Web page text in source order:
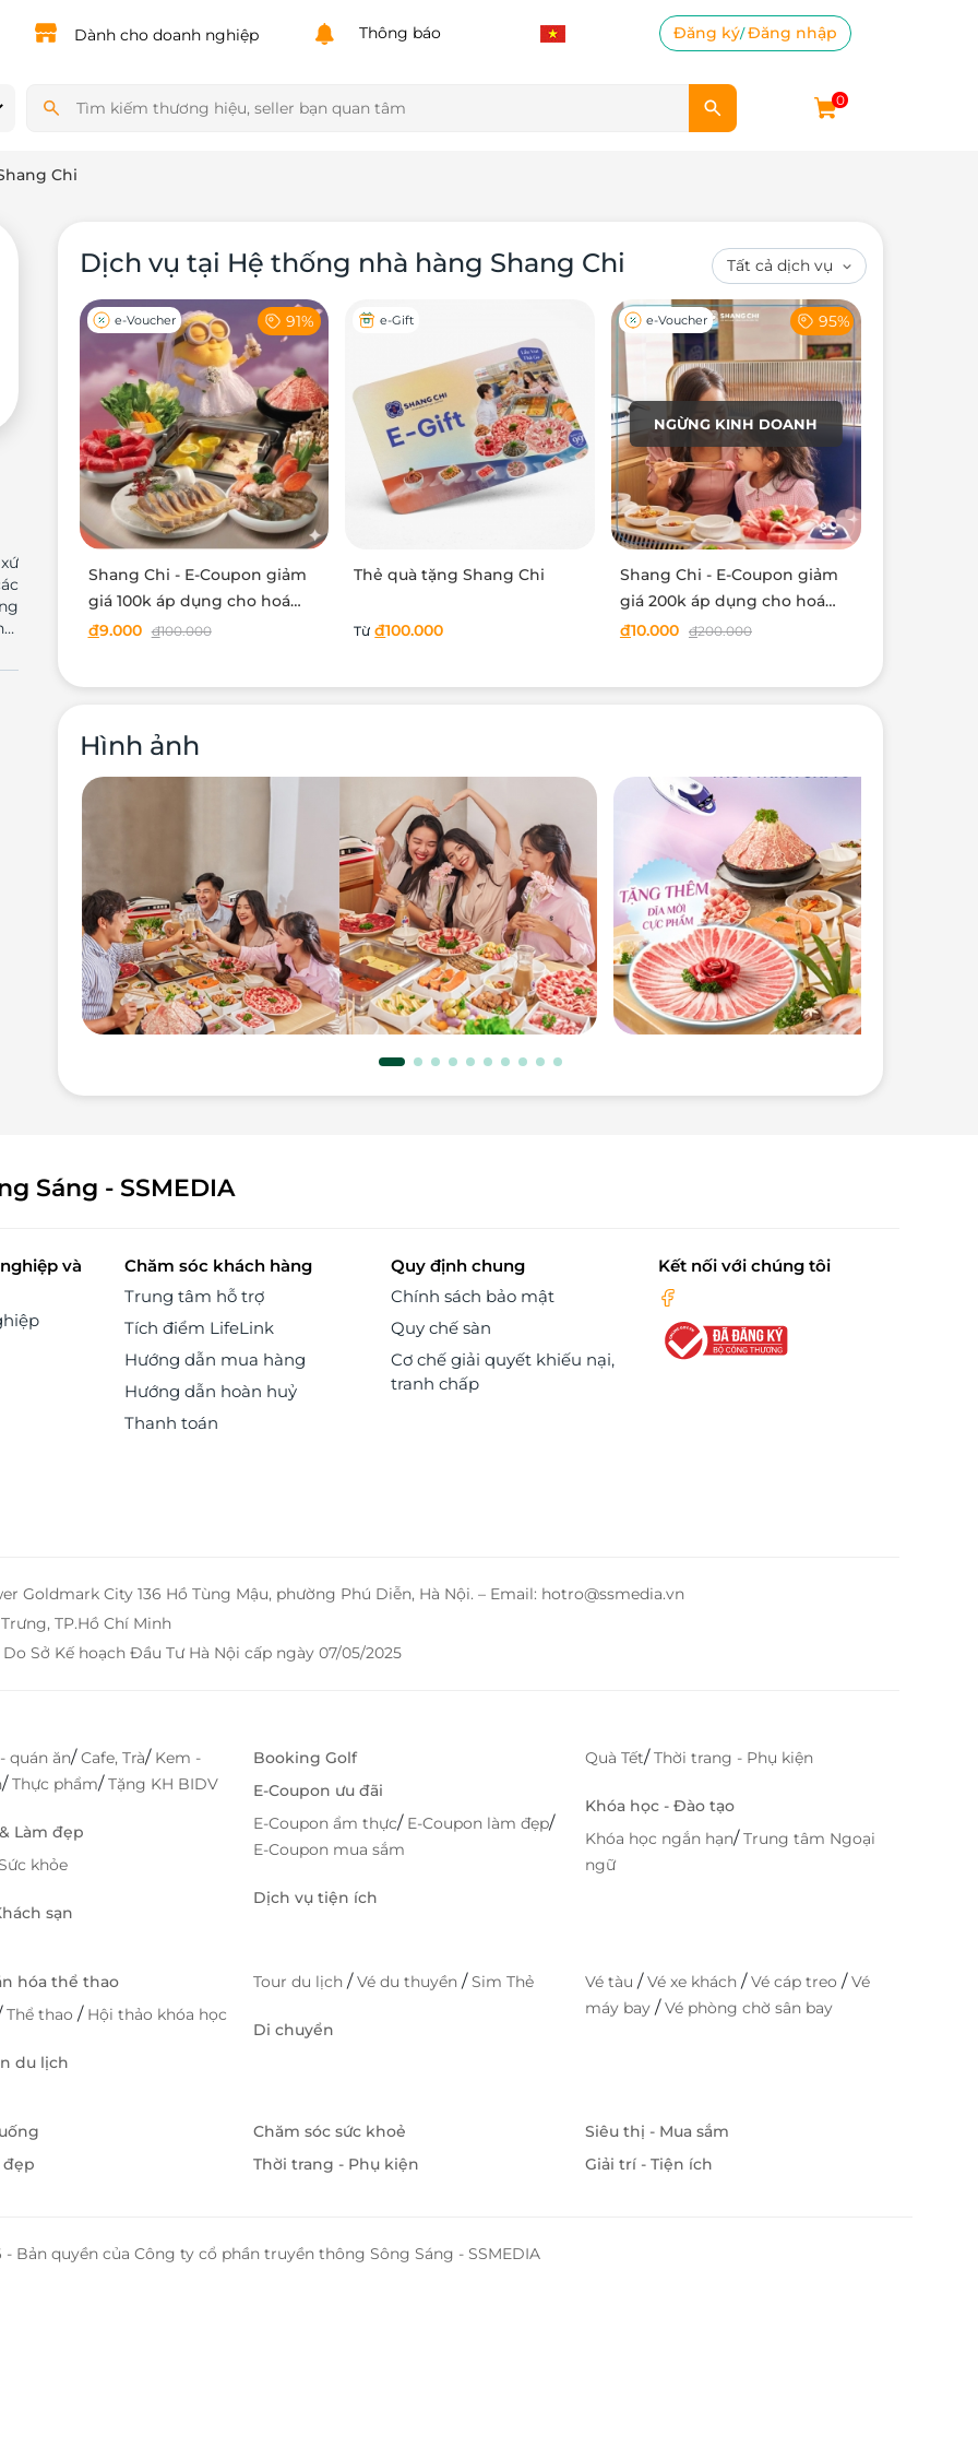
Dành cho doanh nghiệp Thông báo Đăng ký/Đăng nhập
0
Chi
Dịch vụ tại Hệ thống nhà hàng Shang Chi
e-Voucher 91%
Shang Chi - E-Coupon giảm
giá 100k áp dụng cho hoá
đơn 500k
đ9.000 đ100.000
e-Gift
Thẻ quà tặng Shang Chi
Từ đ100.000
NGỪNG KINH DOANH
e-Voucher 95%
Shang Chi - E-Coupon giảm
giá 200k áp dụng cho hoá
đơn 1000k
đ10.000 đ200.000
Hình ảnh
Sáng - SSMEDIA
và
Chăm sóc khách hàng
Trung tâm hỗ trợ
Tích điểm LifeLink
Hướng dẫn mua hàng
Hướng dẫn hoàn huỷ
Thanh toán
Quy định chung
Chính sách bảo mật
Quy chế sàn
Cơ chế giải quyết khiếu nại,
tranh chấp
Kết nối với chúng tôi
Goldmark City 136 Hồ Tùng Mậu, phường Phú Diễn, Hà Nội. – Email: hotro@ssmedia.vn
TP.Hồ Chí Minh
Sở Kế hoạch Đầu Tư Hà Nội cấp ngày 07/05/2025
quán ăn/Cafe, Trà/ Kem -
/Thực phẩm/Tặng KH BIDV
Làm đẹp
khỏe
sạn
Booking Golf
E-Coupon ưu đãi
E-Coupon ẩm thực/ E-Coupon làm đẹp/
E-Coupon mua sắm
Dịch vụ tiện ích
Quà Tết/Thời trang - Phụ kiện
Khóa học - Đào tạo
Khóa học ngắn hạn/Trung tâm Ngoại
ngữ
hóa thể thao
Thể thao / Hội thảo khóa học
du lịch
Tour du lịch /Vé du thuyền /Sim Thẻ
Di chuyển
Vé tàu /Vé xe khách /Vé cáp treo /Vé
máy bay /Vé phòng chờ sân bay
đẹp
Chăm sóc sức khoẻ
Thời trang - Phụ kiện
Siêu thị - Mua sắm
Giải trí - Tiện ích
- Bản quyền của Công ty cổ phần truyền thông Sông Sáng - SSMEDIA